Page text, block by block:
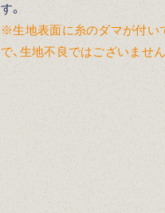
す。
※生地表面に糸のダマが付い
で、生地不良ではございません